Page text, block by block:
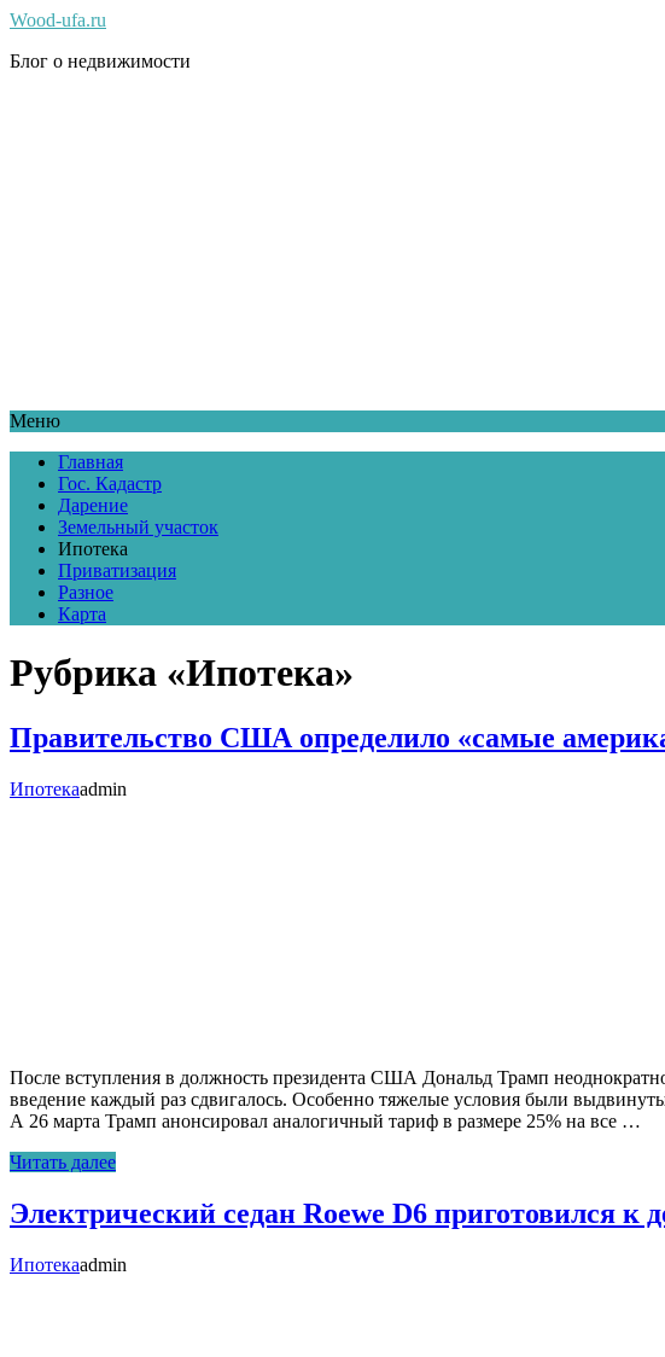
Wood-ufa.ru
Блог о недвижимости
Меню
Главная
Гос. Кадастр
Дарение
Земельный участок
Ипотека
Приватизация
Разное
Карта
Рубрика «Ипотека»
Правительство США определило «самые
Ипотекаadmin
После вступления в должность президента США Дональд Трамп
введение каждый раз сдвигалось. Особенно тяжелые условия были
А 26 марта Трамп анонсировал аналогичный тариф в размере 25% на все …
Читать далее
Электрический седан Roewe D6 приготовился к
Ипотекаadmin